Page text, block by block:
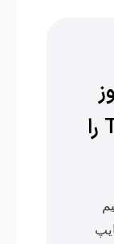
Text Replacement را